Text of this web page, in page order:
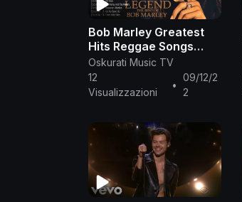
Bob Marley Greatest
Hits Reggae Songs
2021 📀 Bob Marley Full
Playlist
Oskurati Music TV
12
Visualizzazioni
•
09/12/2
2